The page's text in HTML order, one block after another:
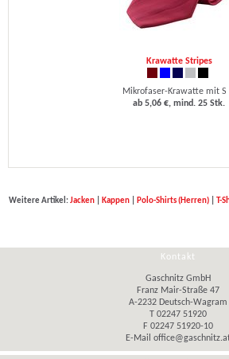
Krawatte Stripes
Mikrofaser-Krawatte mit S
ab 5,06 €, mind. 25 Stk.
Weitere Artikel:Jacken| Kappen| Polo-Shirts (Herren)| T-
Kontakt
Gaschnitz GmbH
Franz Mair-Straße 47
A-2232 Deutsch-Wagram
T 02247 51920
F 02247 51920-10
E-Mail